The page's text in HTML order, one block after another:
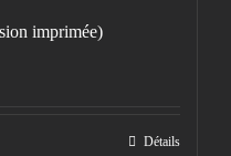
imprimée)
Détails